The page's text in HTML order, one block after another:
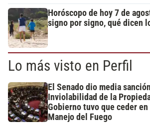
Horóscopo de hoy 7 de
signo por signo, qué dicen
Lo más visto en Perfil
El Senado dio media
Inviolabilidad de la
Gobierno tuvo que ceder en
Manejo del Fuego